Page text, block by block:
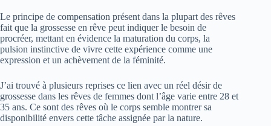
Le principe de compensation présent dans la plupart des rêves
fait que la grossesse en rêve peut indiquer le besoin de
procréer, mettant en évidence la maturation du corps, la
pulsion instinctive de vivre cette expérience comme une
expression et un achèvement de la féminité.
J’ai trouvé à plusieurs reprises ce lien avec un réel désir de
grossesse dans les rêves de femmes dont l’âge varie entre 28 et
35 ans. Ce sont des rêves où le corps semble montrer sa
disponibilité envers cette tâche assignée par la nature.